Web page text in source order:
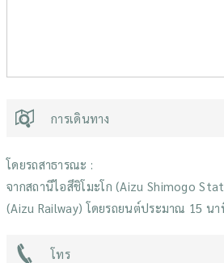
การเดินทาง
โดยรถสาธารณะ :
จากสถานีไอสึชิโมะโก (Aizu Shimogo
(Aizu Railway) โดยรถยนต์ประมาณ 15 นา
โทร